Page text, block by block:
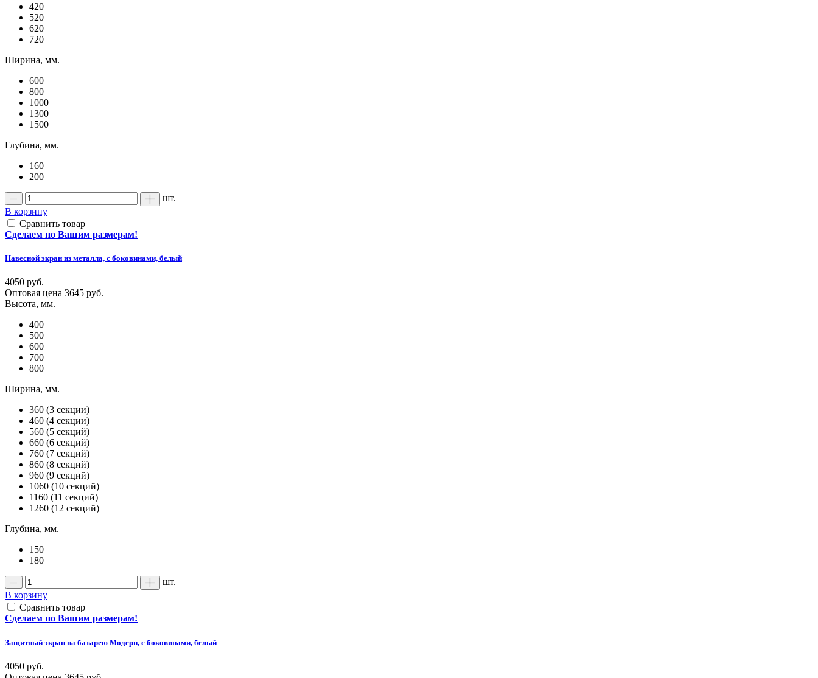
420
520
620
720
Ширина, мм.
600
800
1000
1300
1500
Глубина, мм.
160
200
шт.
В корзину
Сравнить товар
Сделаем по Вашим размерам!
Навесной экран из металла, с боковинами, белый
4050 руб.
Оптовая цена 3645 руб.
Высота, мм.
400
500
600
700
800
Ширина, мм.
360 (3 секции)
460 (4 секции)
560 (5 секций)
660 (6 секций)
760 (7 секций)
860 (8 секций)
960 (9 секций)
1060 (10 секций)
1160 (11 секций)
1260 (12 секций)
Глубина, мм.
150
180
шт.
В корзину
Сравнить товар
Сделаем по Вашим размерам!
Защитный экран на батарею Модерн, с боковинами, белый
4050 руб.